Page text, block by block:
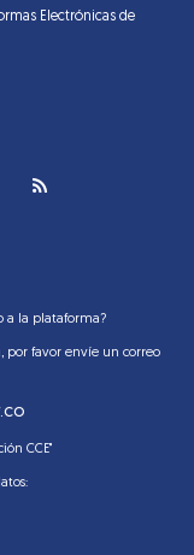
Electrónicas de
a la plataforma?
por favor envíe un correo
CCE"